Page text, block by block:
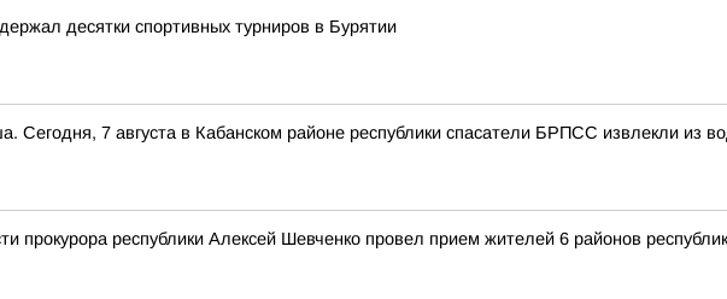
десятки спортивных турниров в Бурятии
Сегодня, 7 августа в Кабанском районе республики спасатели БРПСС извлекли из
прокурора республики Алексей Шевченко провел прием жителей 6 районов